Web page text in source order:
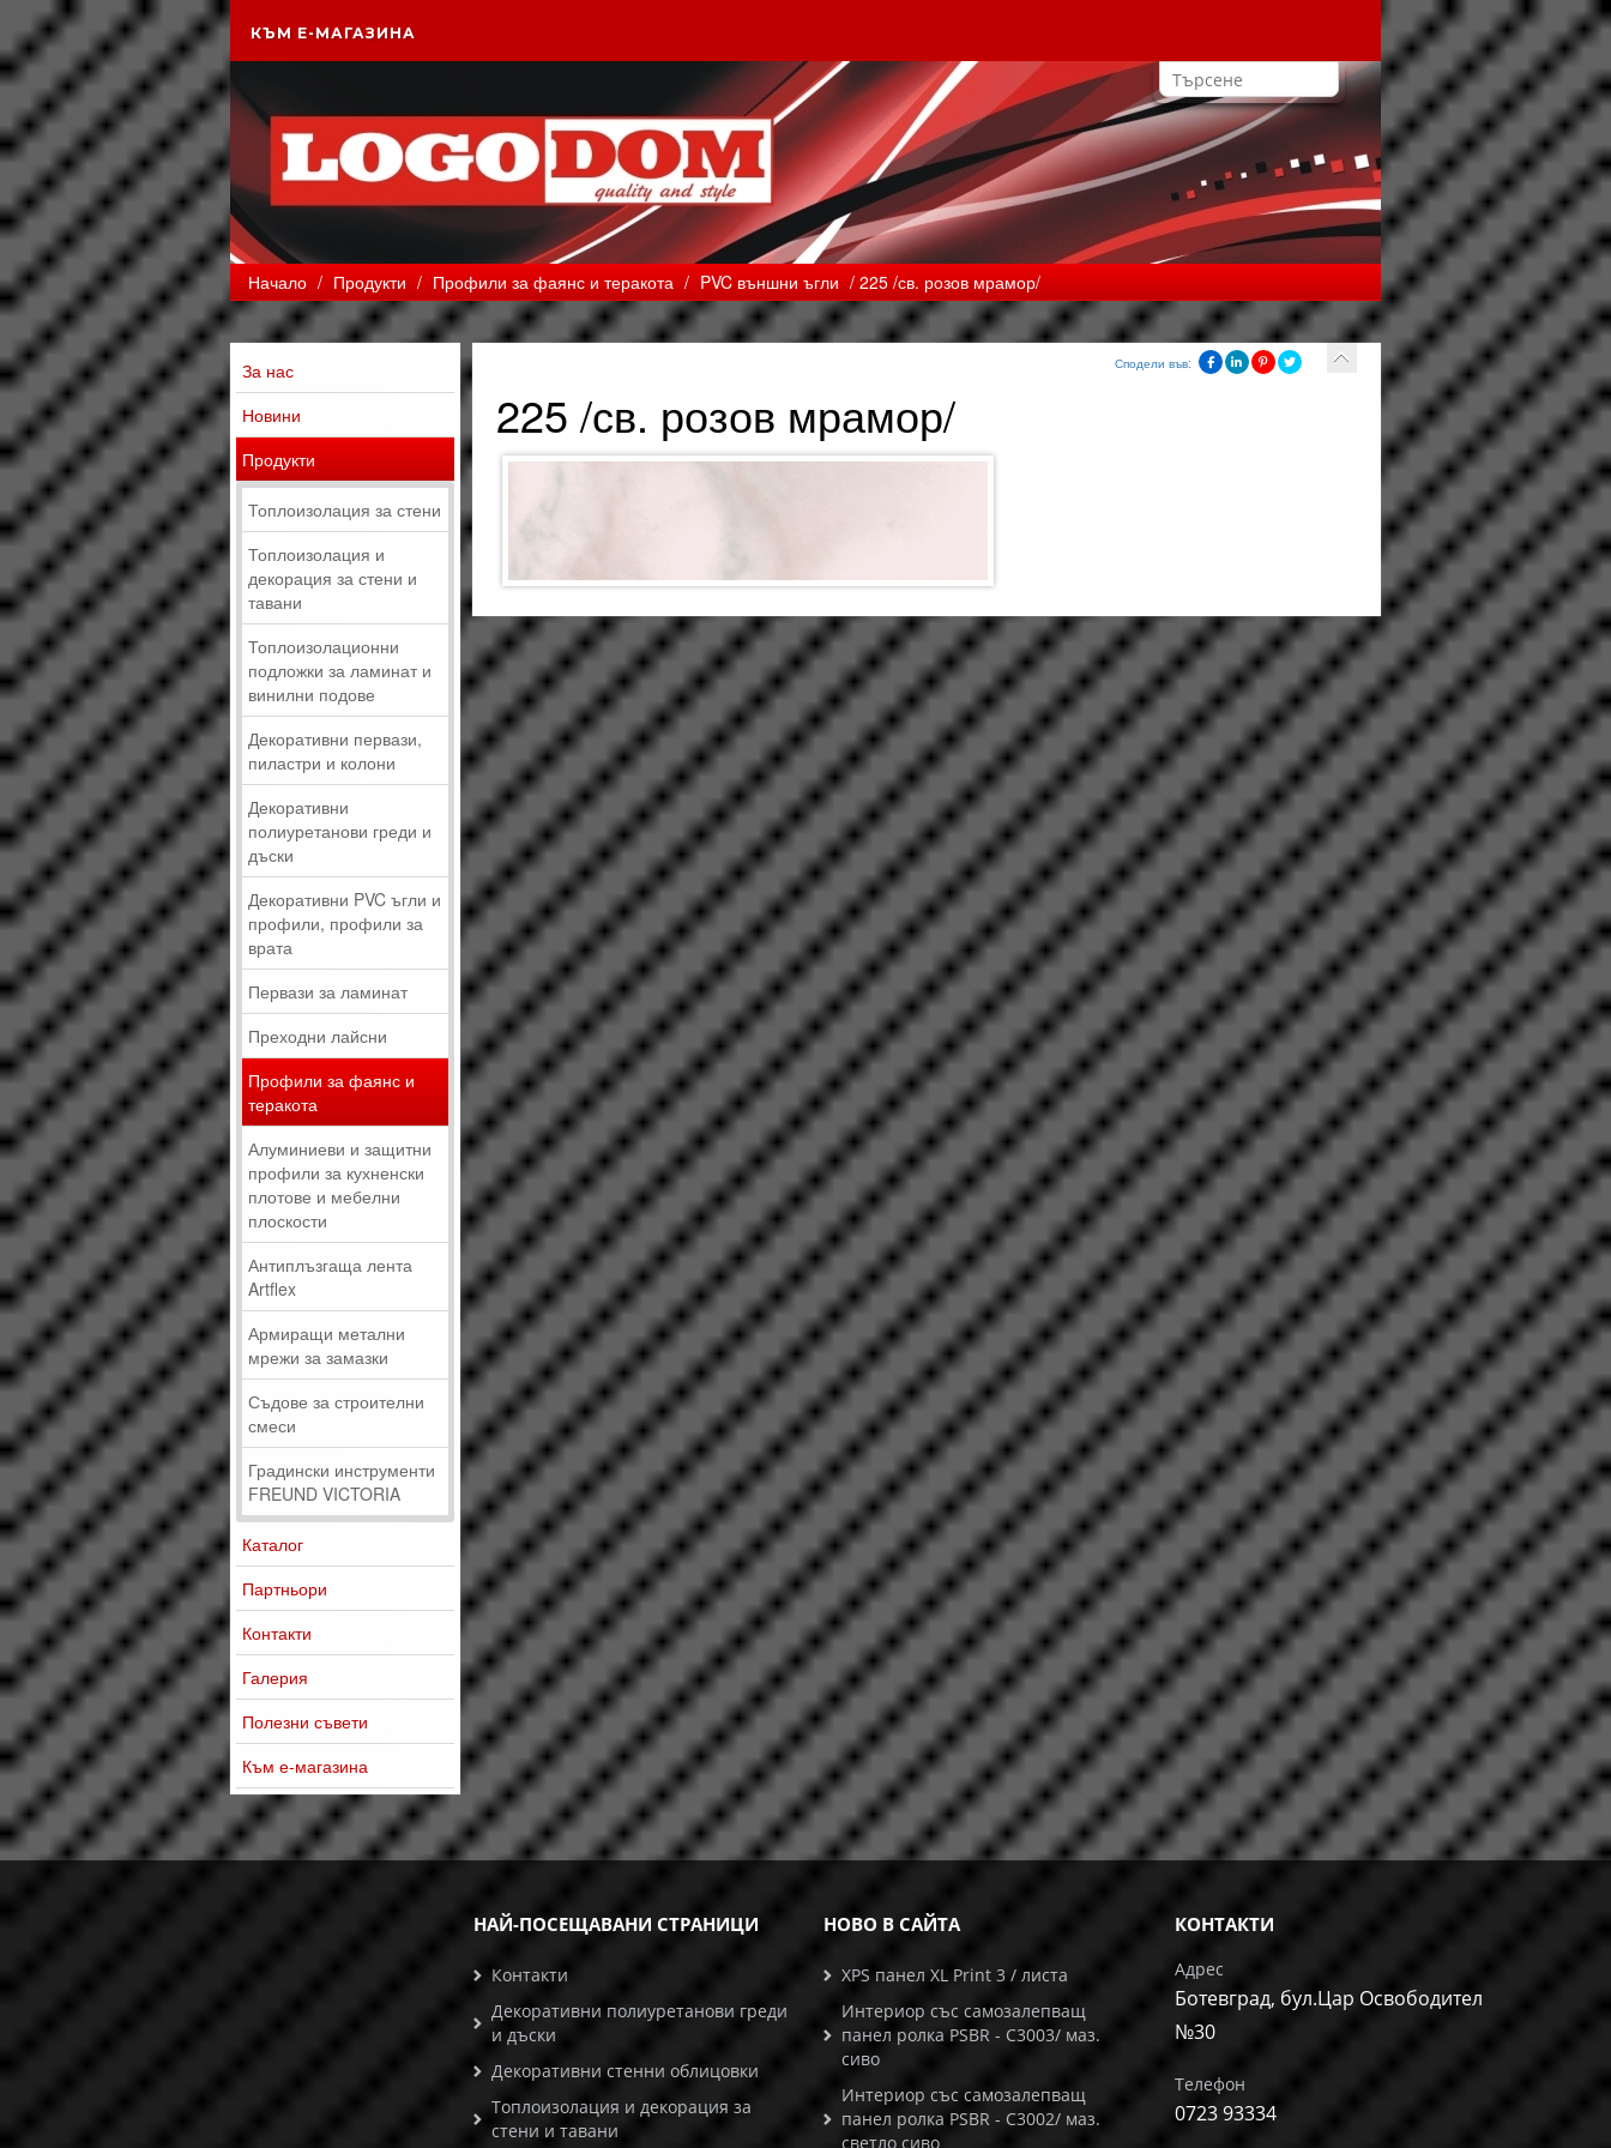
КЪМ Е-МАГАЗИНА
Начало / Продукти / Профили за фаянс и теракота / PVC външни ъгли / 225 /св. розов мрамор/
За нас
Новини
Продукти
Топлоизолация за стени
Топлоизолация и
декорация за стени и
тавани
Топлоизолационни
подложки за ламинат и
винилни подове
Декоративни первази,
пиластри и колони
Декоративни
полиуретанови греди и
дъски
Декоративни PVC ъгли и
профили, профили за
врата
Первази за ламинат
Преходни лайсни
Профили за фаянс и
теракота
Алуминиеви и защитни
профили за кухненски
плотове и мебелни
плоскости
Антиплъзгаща лента
Artflex
Армиращи метални
мрежи за замазки
Съдове за строителни
смеси
Градински инструменти
FREUND VICTORIA
Каталог
Партньори
Контакти
Галерия
Полезни съвети
Към е-магазина
Сподели във:
225 /св. розов мрамор/
НАЙ-ПОСЕЩАВАНИ СТРАНИЦИ
Контакти
Декоративни полиуретанови греди
и дъски
Декоративни стенни облицовки
Топлоизолация и декорация за
стени и тавани
НОВО В САЙТА
XPS панел XL Print 3 / листа
Интериор със самозалепващ
панел ролка PSBR - C3003/ маз.
сиво
Интериор със самозалепващ
панел ролка PSBR - C3002/ маз.
светло сиво
КОНТАКТИ
Адрес
Ботевград, бул.Цар Освободител
№30
Телефон
0723 93334